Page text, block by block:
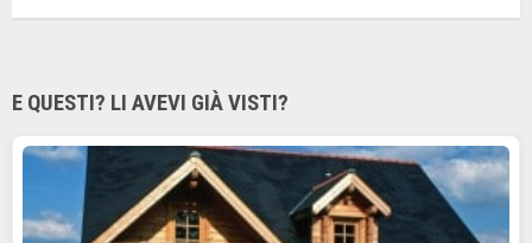
E QUESTI? LI AVEVI GIÀ VISTI?